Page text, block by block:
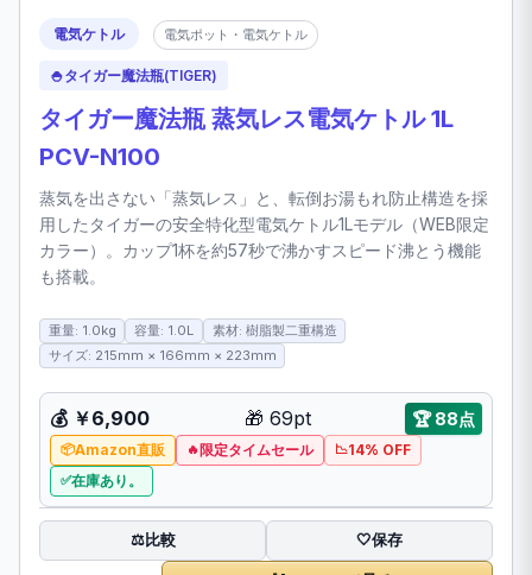
電気ケトル 電気ポット・電気ケトル
🍚タイガー魔法瓶(TIGER)
タイガー魔法瓶 蒸気レス電気ケトル 1L
PCV-N100
蒸気を出さない「蒸気レス」と、転倒お湯もれ防止構造を採
用したタイガーの安全特化型電気ケトル1Lモデル（WEB限定
カラー）。カップ1杯を約57秒で沸かすスピード沸とう機能
も搭載。
重量: 1.0kg 容量: 1.0L
素材: 樹脂製二重構造
サイズ: 215mm × 166mm × 223mm
💰 ￥6,900 🎁 69pt 🏆88点
Amazon直販 限定タイムセール
14% OFF
在庫あり。
⚖️比較 🤍保存